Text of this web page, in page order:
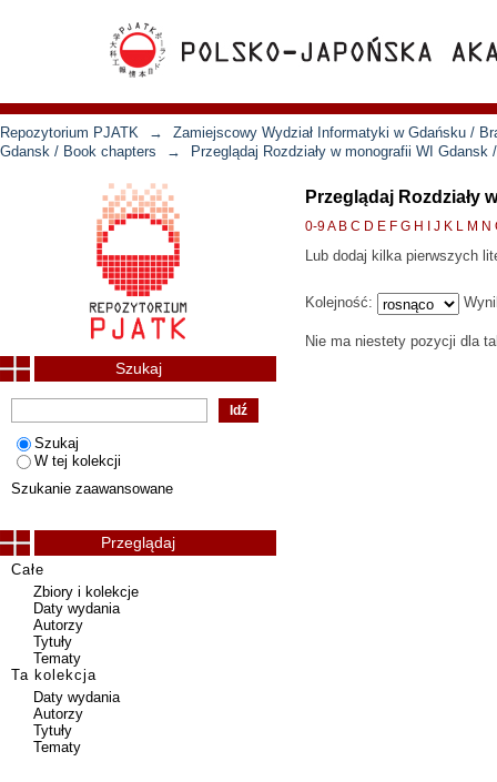
Repozytorium PJATK →
Zamiejscowy Wydział Informatyki w Gdańsku /
Gdansk / Book chapters
→ Przeglądaj Rozdziały w monografii WI Gdansk
Przeglądaj Rozdziały
0-9A B C D E F G H J K L M N
Lub dodaj kilka pierwszych
Kolejność:
Nie ma niestety pozycji dla
Szukaj
Szukaj
W tej kolekcji
Szukanie zaawansowane
Przeglądaj
Całe
Zbiory i kolekcje
Daty wydania
Autorzy
Tytuły
Tematy
Ta kolekcja
Daty wydania
Autorzy
Tytuły
Tematy